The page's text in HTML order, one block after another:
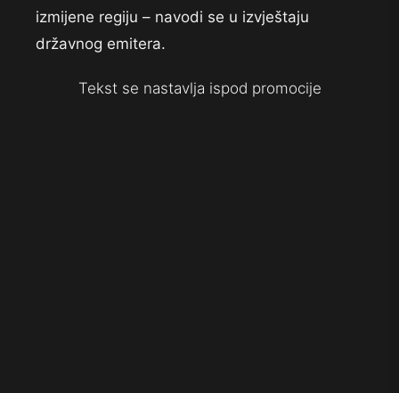
izmijene regiju – navodi se u izvještaju
državnog emitera.
Tekst se nastavlja ispod promocije